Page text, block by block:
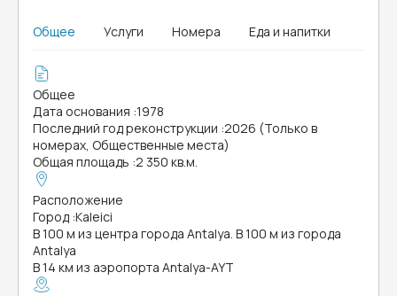
Общее Услуги Номера Еда и напитки
Общее
Дата основания :1978
Последний год реконструкции :2026 (Только в
номерах, Общественные места)
Общая площадь :2 350 кв.м.
Расположение
Город :Kaleici
В 100 м из центра города Antalya. В 100 м из города
Antalya
В 14 км из аэропорта Antalya-AYT